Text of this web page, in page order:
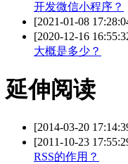
开发微信小程序？
[2021-01-08
[2020-12-16
大概是多少？
延伸阅读
[2014-03-20
[2011-10-23
RSS的作用？